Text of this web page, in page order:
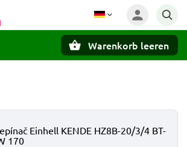
Warenkorb leeren
Einhell KENDE HZ8B-20/3/4 BT-
170